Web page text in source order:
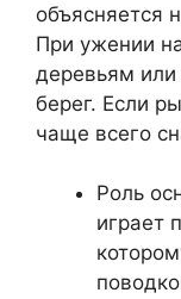
объясняется
При ужении
деревьям
берег. Если
чаще всего
Роль
играет